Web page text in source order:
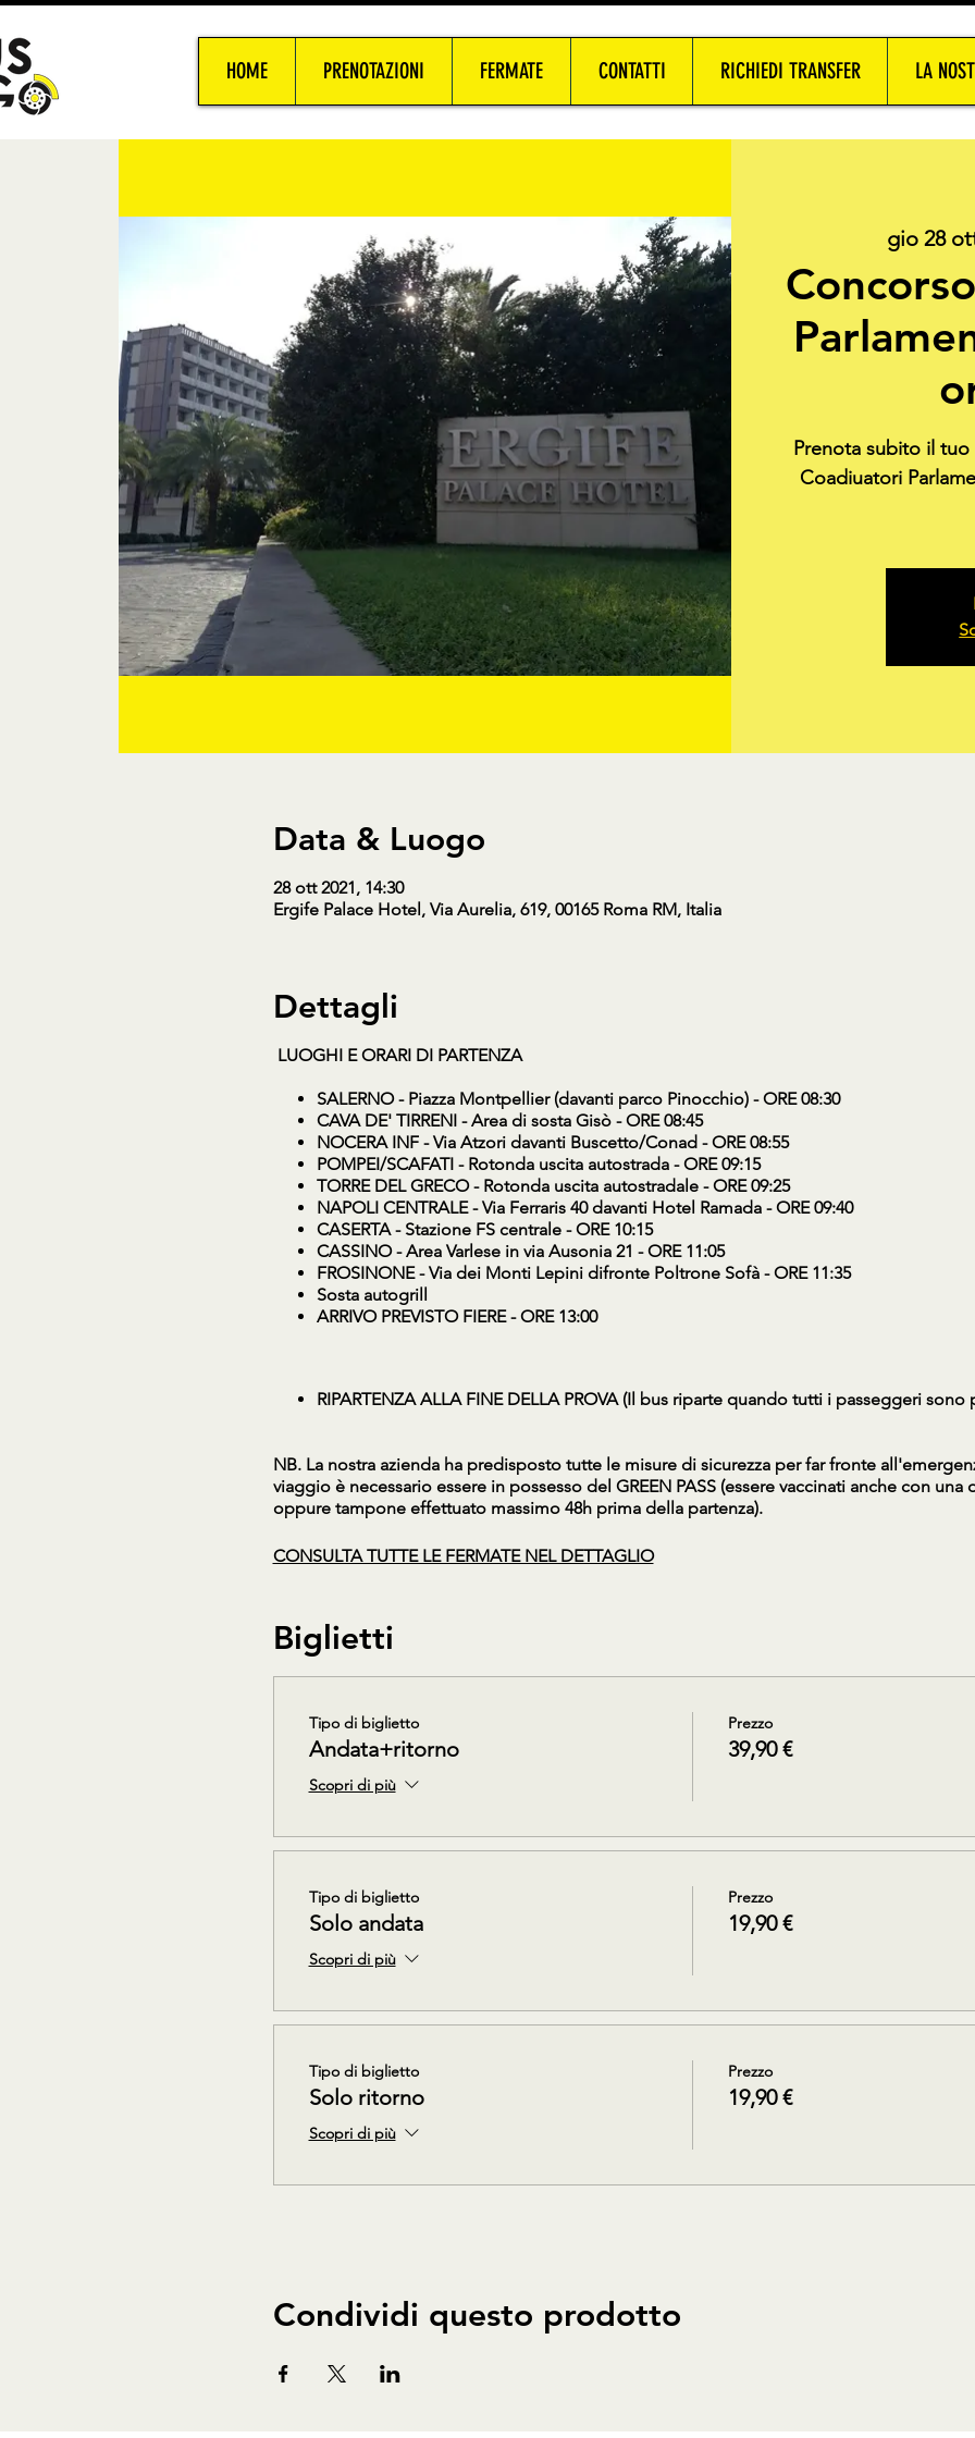
HOME PRENOTAZIONI FERMATE CONTATTI RICHIEDI TRANSFER LA
gio 28
Prenota subito il
Coadiuatori
Data & Luogo
28 ott 2021, 14:30
Ergife Palace Hotel, Via Aurelia, 619, 00165 Roma RM, Italia
Dettagli
LUOGHI E ORARI DI PARTENZA
SALERNO- Piazza Montpellier (davanti parco Pinocchio) - ORE 08:30
CAVA DE' TIRRENI- Area di sosta Gisò - ORE 08:45
NOCERA INF- Via Atzori davanti Buscetto/Conad - ORE 08:55
POMPEI/SCAFATI- Rotonda uscita autostrada - ORE 09:15
TORRE DEL GRECO- Rotonda uscita autostradale - ORE 09:25
NAPOLI CENTRALE- Via Ferraris 40 davanti Hotel Ramada - ORE 09:40
CASERTA- Stazione FS centrale - ORE 10:15
CASSINO- Area Varlese in via Ausonia 21 - ORE 11:05
FROSINONE- Via dei Monti Lepini difronte Poltrone Sofà - ORE 11:35
Sosta autogrill
ARRIVO PREVISTO FIERE - ORE 13:00
RIPARTENZA ALLA FINE DELLA PROVA (Il bus riparte quando tutti i passeggeri sono
NB. La nostra azienda ha predisposto tutte le misure di sicurezza per far fronte
viaggio è necessario essere in possesso del GREEN PASS (essere vaccinati anche con
oppure tampone effettuato massimo 48h prima della partenza).
CONSULTA TUTTE LE FERMATE NEL DETTAGLIO
Biglietti
Tipo di biglietto
Andata+ritorno
Scopri di più
Prezzo
39,90 €
Tipo di biglietto
Solo andata
Scopri di più
Prezzo
19,90 €
Tipo di biglietto
Solo ritorno
Scopri di più
Prezzo
19,90 €
Condividi questo prodotto